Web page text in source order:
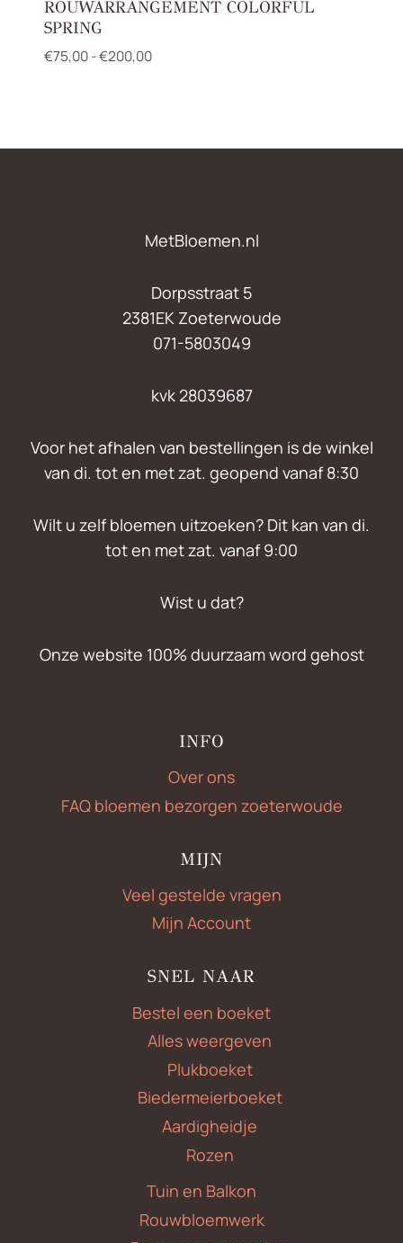
ROUWARRANGEMENT COLORFUL
SPRING
€75,00-€200,00Prijsklasse:
MetBloemen.nl
Dorpsstraat 5
2381EK Zoeterwoude
071-5803049
kvk 28039687
Voor het afhalen van bestellingen is de winkel
van di. tot en met zat. geopend vanaf 8:30
Wilt u zelf bloemen uitzoeken? Dit kan van di.
tot en met zat. vanaf 9:00
Wist u dat?
Onze website 100% duurzaam word gehost
INFO
Over ons
FAQ bloemen bezorgen zoeterwoude
MIJN
Veel gestelde vragen
Mijn Account
SNEL NAAR
Bestel een boeket
Alles weergeven
Plukboeket
Biedermeierboeket
Aardigheidje
Rozen
Tuin en Balkon
Rouwbloemwerk